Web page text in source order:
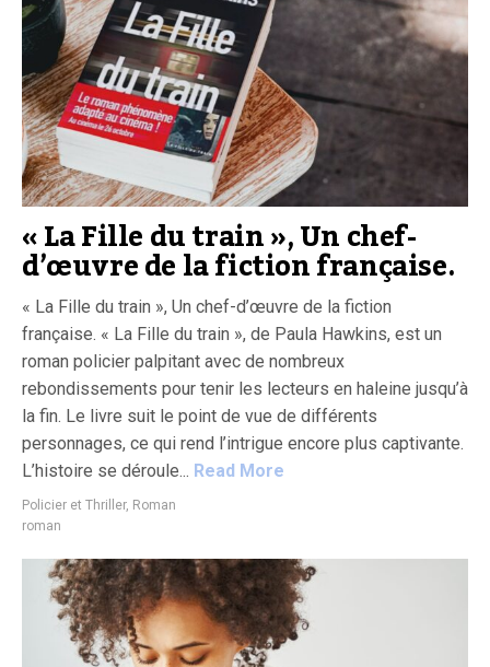
« La Fille du train », Un chef-
d’œuvre de la fiction française.
« La Fille du train », Un chef-d’œuvre de la fiction
française. « La Fille du train », de Paula Hawkins, est un
roman policier palpitant avec de nombreux
rebondissements pour tenir les lecteurs en haleine jusqu’à
la fin. Le livre suit le point de vue de différents
personnages, ce qui rend l’intrigue encore plus captivante.
L’histoire se déroule... Read More
Policier et Thriller, Roman
roman